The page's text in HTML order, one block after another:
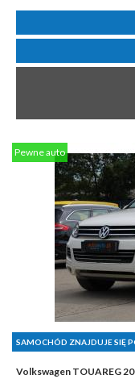
Pewne auto
SAMOCHÓD ZNAJDUJE SIĘ
Volkswagen TOUAREG